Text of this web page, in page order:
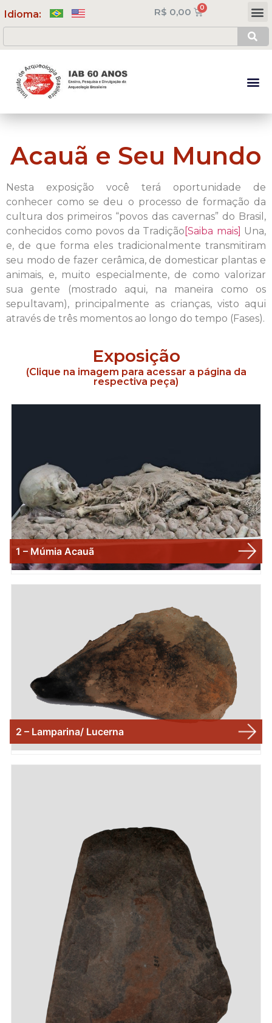
Idioma: R$ 0,00
Acauã e Seu Mundo
Nesta exposição você terá oportunidade de
conhecer como se deu o processo de formação da
cultura dos primeiros “povos das cavernas” do Brasil,
conhecidos como povos da Tradição [Saiba mais]
Una,
e, de que forma eles tradicionalmente transmitiram
seu modo de fazer cerâmica, de domesticar plantas e
animais, e, muito especialmente, de como valorizar
sua gente (mostrado aqui, na maneira como os
sepultavam), principalmente as crianças, visto aqui
através de três momentos ao longo do tempo (Fases).
Exposição
(Clique na imagem para acessar a página da
respectiva peça)
1 – Múmia Acauã
2 – Lamparina/ Lucerna